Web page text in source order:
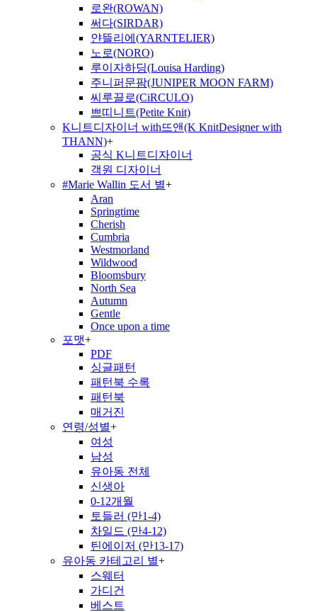
로완(ROWAN)
써다(SIRDAR)
얀뜰리에(YARNTELIER)
노로(NORO)
루이자하딩(Louisa Harding)
주니퍼문팜(JUNIPER MOON FARM)
씨루끌로(CiRCULO)
쁘띠니트(Petite Knit)
K니트디자이너 with뜨앤(K KnitDesigner with
THANN)+
공식 K니트디자이너
객원 디자이너
#Marie Wallin 도서 별+
Aran
Springtime
Cherish
Cumbria
Westmorland
Wildwood
Bloomsbury
North Sea
Autumn
Gentle
Once upon a time
포맷+
PDF
싱글패턴
패턴북 수록
패턴북
매거진
연령/성별+
여성
남성
유아동 전체
신생아
0-12개월
토들러 (만1-4)
차일드 (만4-12)
틴에이저 (만13-17)
유아동 카테고리 별+
스웨터
가디건
베스트